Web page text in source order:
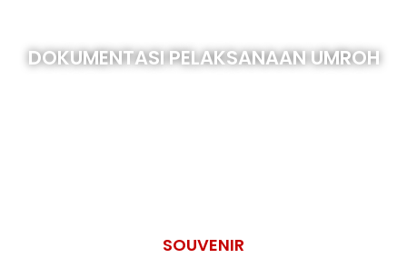
DOKUMENTASI PELAKSANAAN UMROH
SOUVENIR